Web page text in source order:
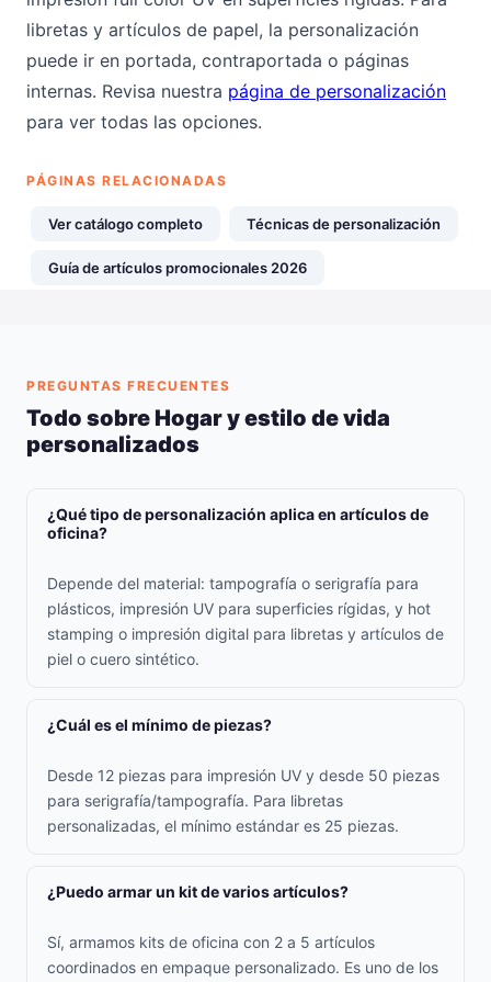
libretas y artículos de papel, la personalización
puede ir en portada, contraportada o páginas
internas. Revisa nuestra página de personalización
para ver todas las opciones.
PÁGINAS RELACIONADAS
Ver catálogo completo Técnicas de personalización
Guía de artículos promocionales 2026
PREGUNTAS FRECUENTES
Todo sobre Hogar y estilo de vida
personalizados
¿Qué tipo de personalización aplica en artículos de
oficina?
Depende del material: tampografía o serigrafía para
plásticos, impresión UV para superficies rígidas, y hot
stamping o impresión digital para libretas y artículos de
piel o cuero sintético.
¿Cuál es el mínimo de piezas?
Desde 12 piezas para impresión UV y desde 50 piezas
para serigrafía/tampografía. Para libretas
personalizadas, el mínimo estándar es 25 piezas.
¿Puedo armar un kit de varios artículos?
Sí, armamos kits de oficina con 2 a 5 artículos
coordinados en empaque personalizado. Es uno de los